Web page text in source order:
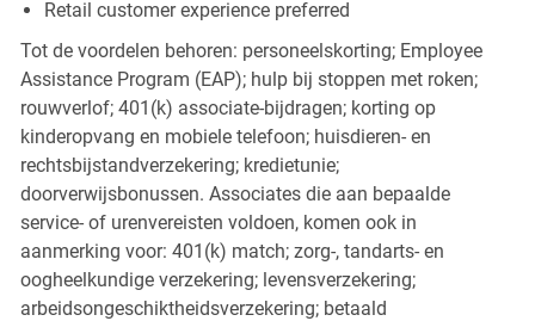
Retail customer experience preferred
Tot de voordelen behoren: personeelskorting; Employee
Assistance Program (EAP); hulp bij stoppen met roken;
rouwverlof; 401(k) associate-bijdragen; korting op
kinderopvang en mobiele telefoon; huisdieren- en
rechtsbijstandverzekering; kredietunie;
doorverwijsbonussen. Associates die aan bepaalde
service- of urenvereisten voldoen, komen ook in
aanmerking voor: 401(k) match; zorg-, tandarts- en
oogheelkundige verzekering; levensverzekering;
arbeidsongeschiktheidsverzekering; betaald